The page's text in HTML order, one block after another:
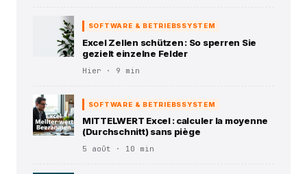
SOFTWARE & BETRIEBSSYSTEM
Excel Zellen schützen : So sperren Sie
gezielt einzelne Felder
Hier · 9 min
SOFTWARE & BETRIEBSSYSTEM
MITTELWERT Excel : calculer la moyenne
(Durchschnitt) sans piège
5 août · 10 min